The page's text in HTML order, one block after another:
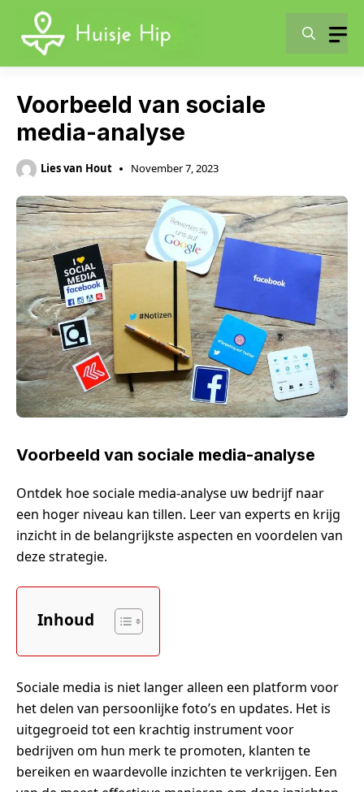
content
Voorbeeld van sociale
media-analyse
Lies van Hout November 7, 2023
Voorbeeld van sociale media-analyse
Ontdek hoe sociale media-analyse uw bedrijf naar
een hoger niveau kan tillen. Leer van experts en krijg
inzicht in de belangrijkste aspecten en voordelen van
deze strategie.
Inhoud
Sociale media is niet langer alleen een platform voor
het delen van persoonlijke foto’s en updates. Het is
uitgegroeid tot een krachtig instrument voor
bedrijven om hun merk te promoten, klanten te
bereiken en waardevolle inzichten te verkrijgen. Een